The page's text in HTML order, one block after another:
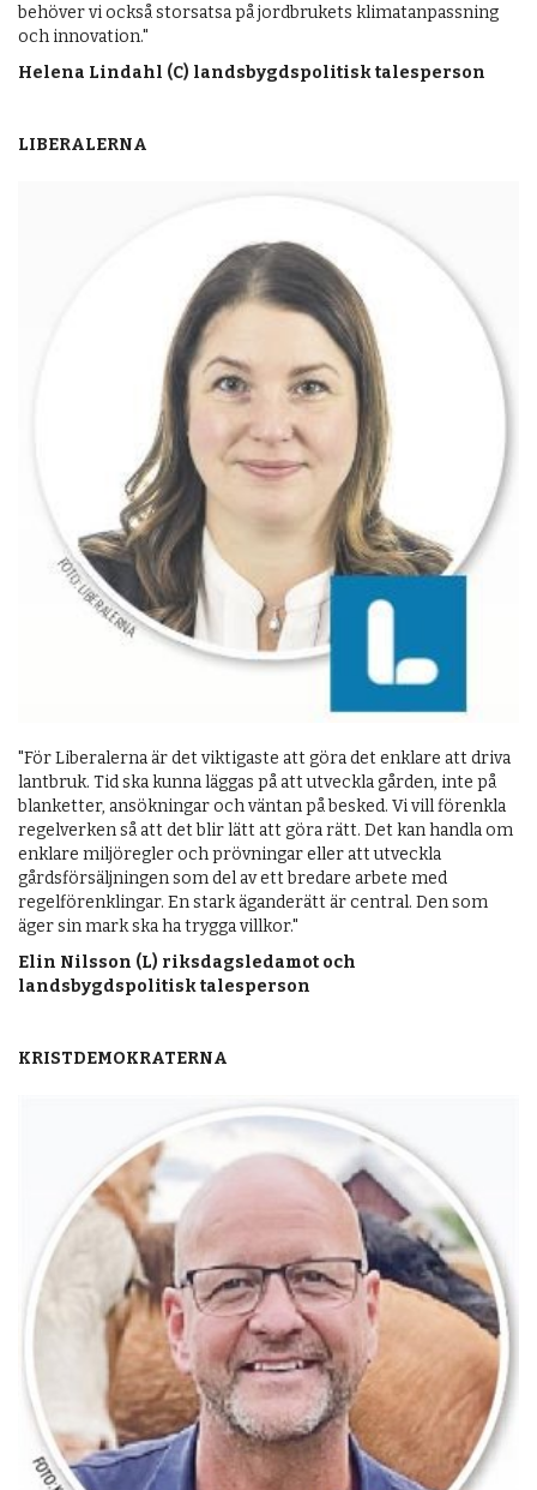
behöver vi också storsatsa på jordbrukets klimatanpassning
och innovation."
Helena Lindahl (C) landsbygdspolitisk talesperson
LIBERALERNA
"För Liberalerna är det viktigaste att göra det enklare att driva
lantbruk. Tid ska kunna läggas på att utveckla gården, inte på
blanketter, ansökningar och väntan på besked. Vi vill förenkla
regelverken så att det blir lätt att göra rätt. Det kan handla om
enklare miljöregler och prövningar eller att utveckla
gårdsförsäljningen som del av ett bredare arbete med
regelförenklingar. En stark äganderätt är central. Den som
äger sin mark ska ha trygga villkor."
Elin Nilsson (L) riksdagsledamot och
landsbygdspolitisk talesperson
KRISTDEMOKRATERNA